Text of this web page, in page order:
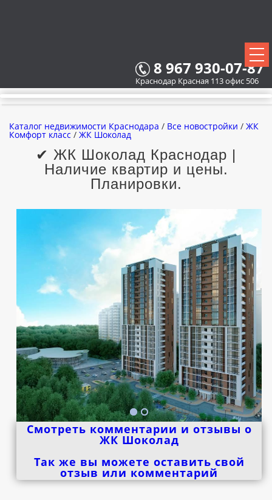
8 967 930-07-87
Краснодар Красная 113 офис 506
ВСЕ НОВОСТРОЙКИ
ЗАСТРОЙЩИКИ
ВСЕ КОТТЕДЖНЫЕ ПОСЕЛКИ
Каталог недвижимости Краснодара / Все новостройки / ЖК
Комфорт класс / ЖК Шоколад
✔ ЖК Шоколад Краснодар |
Наличие квартир и цены.
Планировки.
Смотреть комментарии и отзывы о
ЖК Шоколад
Так же вы можете оставить свой
отзыв или комментарий